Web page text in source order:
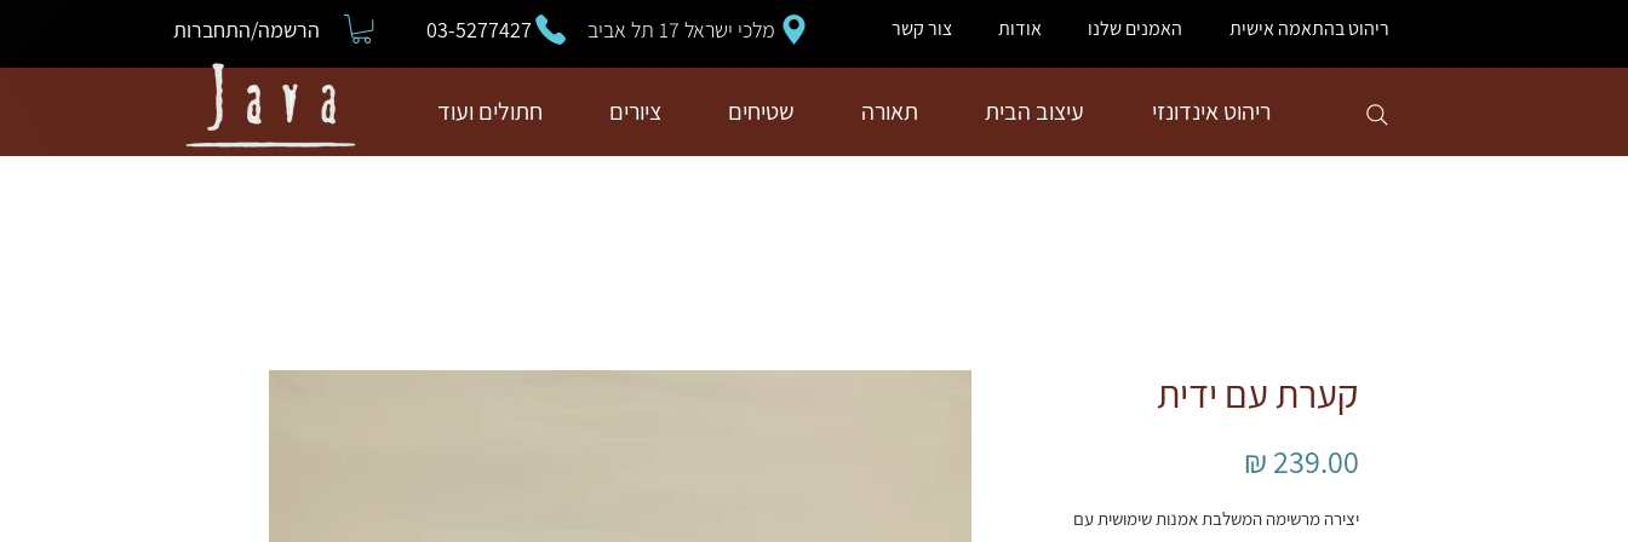
ריהוט בהתאמה אישית האמנים שלנו אודות צור קשר מלכי ישראל 17 תל אביב 03-5277427 הרשמה/התחברות
ריהוט אינדונזי עיצוב הבית תאורה שטיחים ציורים חתולים ועוד
קערת עם ידית
יצירה מרשימה המשלבת אמנות שימושית עם